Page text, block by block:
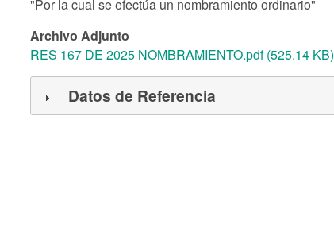
"Por la cual se efectúa un nombramiento ordinario"
Archivo Adjunto
RES 167 DE 2025 NOMBRAMIENTO.pdf (525.14 KB)
Datos de Referencia